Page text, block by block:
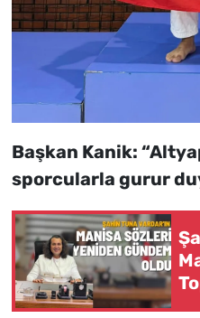
Başkan Kanik:
sporcularla gurur